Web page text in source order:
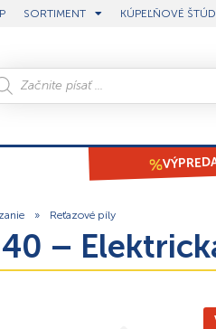
SORTIMENT KÚPEĽŇOVÉ
» Reťazové píly
–